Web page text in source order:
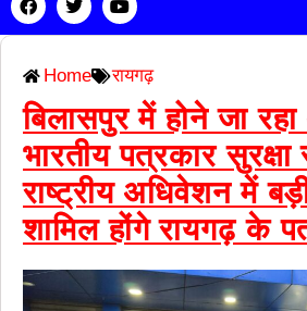
RECENT POSTS
Home रायगढ़
बिलासपुर में होने जा
भारतीय पत्रकार सुरक्षा
राष्ट्रीय अधिवेशन में
शामिल होंगे रायगढ़ के